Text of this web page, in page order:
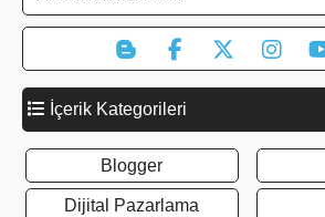
İçerik Kategorileri
Blogger
Dijital Pazarlama